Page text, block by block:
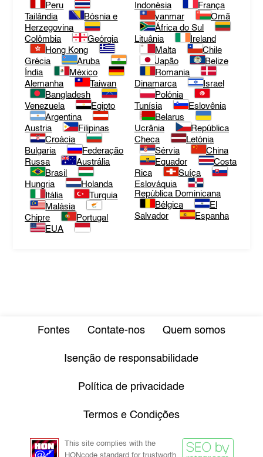
Peru
Tailândia
Bósnia e
Herzegovina
Colômbia
Geórgia
Hong Kong
Grécia
Aruba
Índia
México
Alemanha
Taiwan
Bangladesh
Venezuela
Egipto
Argentina
Austria
Filipinas
Croácia
Bulgaria
Federação
Russa
Austrália
Brasil
Hungria
Holanda
Itália
Turquia
Malásia
Chipre
Portugal
EUA
Indonésia
França
yanmar
Omã
África do Sul
Lituânia
Ireland
Malta
Chile
Japão
Belize
Romania
Dinamarca
Israel
Polónia
Tunísia
Eslovênia
Belarus
Ucrânia
República
Checa
Letónia
Sérvia
China
Equador
Costa
Rica
Suíça
Eslováquia
República Dominicana
Bélgica
El
Salvador
Espanha
Fontes Contate-nos Quem somos
Isenção de responsabilidade
Política de privacidade
Termos e Condições
This site complies with the